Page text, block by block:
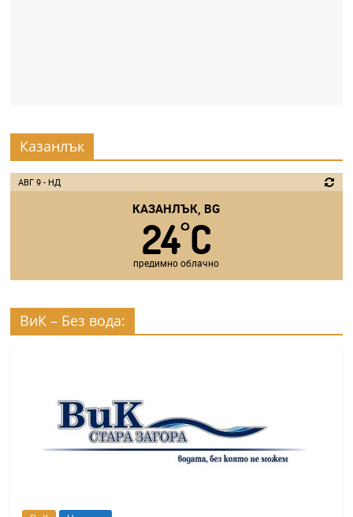
Казанлък
АВГ 9 - НД
КАЗАНЛЪК, BG
24°C
предимно облачно
ВиК – Без вода: